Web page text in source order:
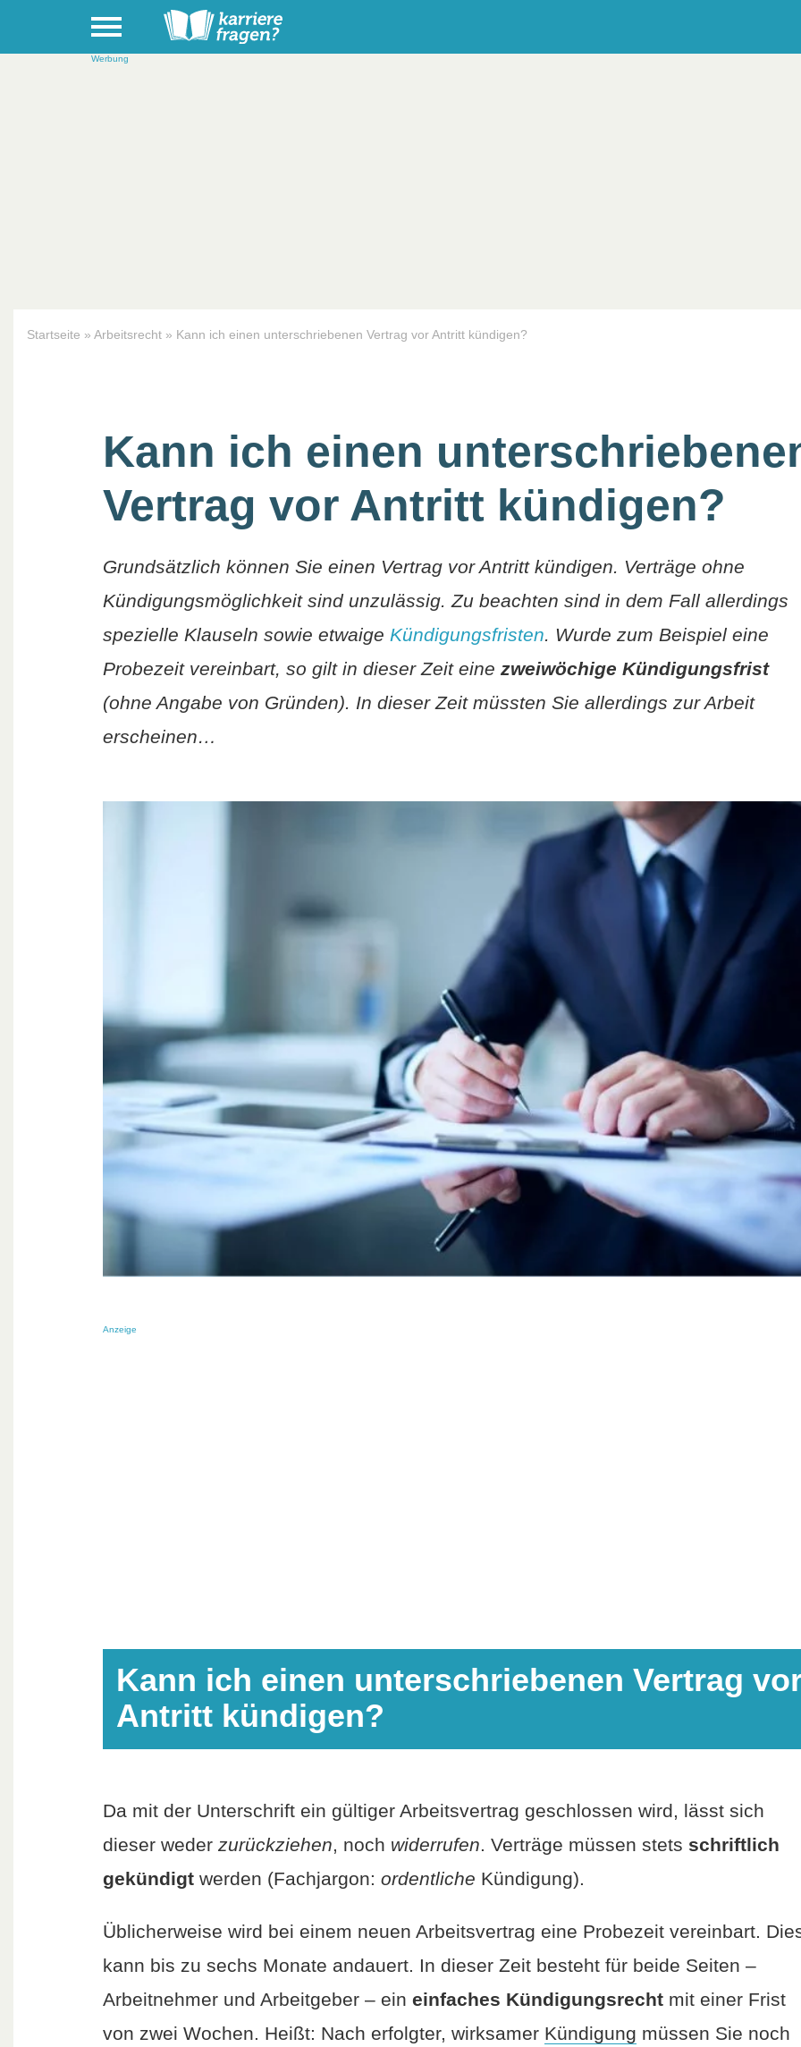
Werbung
Startseite » Arbeitsrecht » Kann ich einen unterschriebenen Vertrag vor Antritt kündigen?
Kann ich einen
Vertrag vor Antritt kündigen?
Grundsätzlich können Sie einen Vertrag vor Antritt kündigen. Verträge ohne
Kündigungsmöglichkeit sind unzulässig. Zu beachten sind in dem Fall allerdings
spezielle Klauseln sowie etwaige Kündigungsfristen. Wurde zum Beispiel eine
Probezeit vereinbart, so gilt in dieser Zeit eine zweiwöchige Kündigungsfrist
(ohne Angabe von Gründen). In dieser Zeit müssten Sie allerdings zur Arbeit
erscheinen…
Anzeige
Kann ich einen unterschriebenen Vertrag
Antritt kündigen?
Da mit der Unterschrift ein gültiger Arbeitsvertrag geschlossen wird, lässt sich
dieser weder zurückziehen, noch widerrufen. Verträge müssen stets schriftlich
gekündigtwerden (Fachjargon: ordentliche Kündigung).
Üblicherweise wird bei einem neuen Arbeitsvertrag eine Probezeit vereinbart.
kann bis zu sechs Monate andauert. In dieser Zeit besteht für beide Seiten –
Arbeitnehmer und Arbeitgeber – ein einfaches Kündigungsrechtmit einer Frist
von zwei Wochen. Heißt: Nach erfolgter, wirksamer Kündigung müssen Sie noch